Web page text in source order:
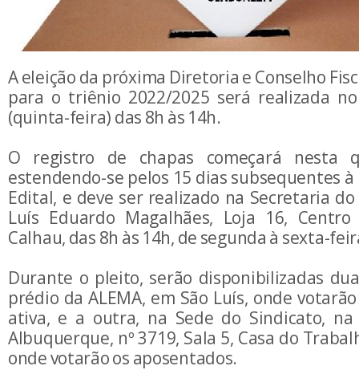
A eleição da próxima Diretoria e Conselho
para o triênio 2022/2025 será realizada
(quinta-feira) das 8h às 14h.
O registro de chapas começará nesta
estendendo-se pelos 15 dias subsequentes
Edital, e deve ser realizado na Secretaria
Luís Eduardo Magalhães, Loja 16,
Calhau, das 8h às 14h, de segunda à sexta-
Durante o pleito, serão disponibilizadas
prédio da ALEMA, em São Luís, onde
ativa, e a outra, na Sede do Sindicato, na
Albuquerque, nº 3719, Sala 5, Casa do
onde votarão os aposentados.